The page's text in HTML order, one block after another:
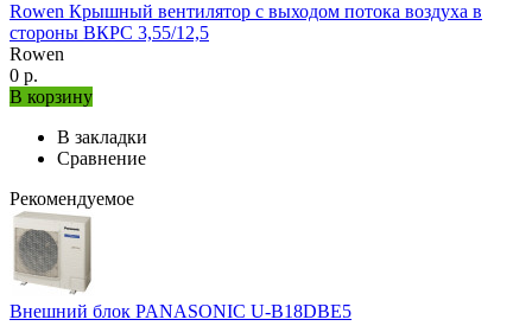
Rowen Крышный вентилятор с выходом потока воздуха в
стороны ВКРС 3,55/12,5
Rowen
0 р.
В корзину
В закладки
Сравнение
Рекомендуемое
Внешний блок PANASONIC U-B18DBE5